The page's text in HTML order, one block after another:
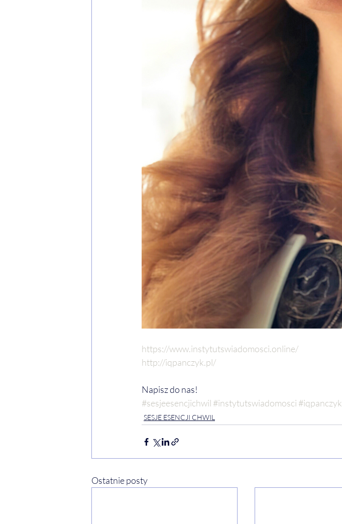
https://www.instytutswiadomosci.online/
http://iqpanczyk.pl/
Napisz do nas!
#sesjeesencjichwil #instytutswiadomosci #iqpanczyk
SESJE ESENCJI CHWIL
Ostatnie posty